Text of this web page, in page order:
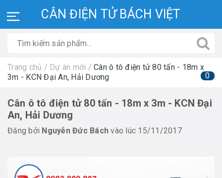
CÂN ĐIỆN TỬ BÁCH VIỆT
0
Trang chủ / Dự án mới / Cân ô tô điện tử 80 tấn - 18m x
3m - KCN Đại An, Hải Dương
Cân ô tô điện tử 80 tấn - 18m x 3m - KCN Đại
An, Hải Dương
Đăng bởi Nguyễn Đức Bách vào lúc 15/11/2017